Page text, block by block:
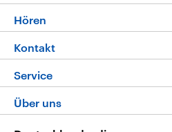
Programm
Die Nachrichten
Nachrichtenleicht
Neue Beiträge auf dlf.de
Hören
Livestream
Podcasts
Deutschlandfunk App
Kontakt
Hörerservice
Service
FAQ
Über uns